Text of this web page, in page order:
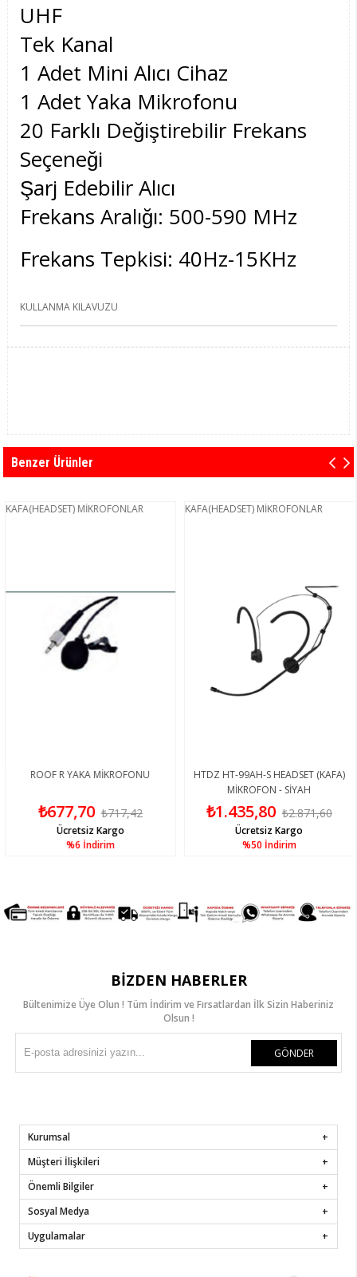
UHF
Tek Kanal
1 Adet Mini Alıcı Cihaz
1 Adet Yaka Mikrofonu
20 Farklı Değiştirebilir Frekans
Seçeneği
Şarj Edebilir Alıcı
Frekans Aralığı: 500-590 MHz
Frekans Tepkisi: 40Hz-15KHz
KULLANMA KILAVUZU
Benzer Ürünler
KAFA(HEADSET) MİKROFONLAR
ROOF R YAKA MİKROFONU
₺677,70 ₺717,42
%6İndirim
Ücretsiz Kargo
KAFA(HEADSET) MİKROFONLAR
HTDZ HT-99AH-S HEADSET (KAFA)
MİKROFON - SİYAH
₺1.435,80 ₺2.871,60
%50İndirim
Ücretsiz Kargo
BIZDEN HABERLER
Bültenimize Üye Olun ! Tüm İndirim ve Fırsatlardan İlk Sizin Haberiniz
Olsun !
GÖNDER
Kurumsal
Müşteri İlişkileri
Önemli Bilgiler
Sosyal Medya
Uygulamalar